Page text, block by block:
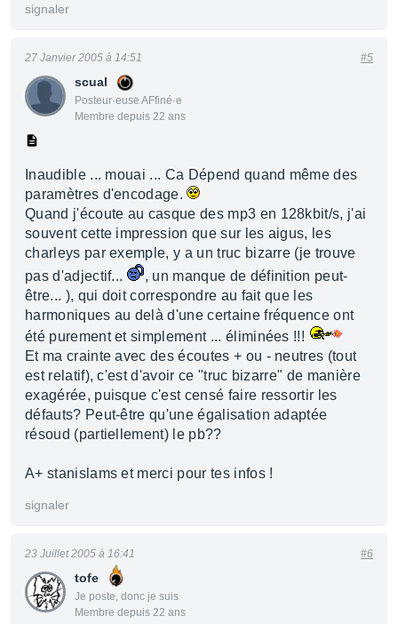
signaler
scual
Posteur·euse AFfiné·e
Membre depuis 22 ans
27 Janvier 2005 à 14:51 #5
Inaudible ... mouai ... Ca Dépend quand même des
paramètres d'encodage.
Quand j'écoute au casque des mp3 en 128kbit/s, j'ai
souvent cette impression que sur les aigus, les
charleys par exemple, y a un truc bizarre (je trouve
pas d'adjectif...
, un manque de définition peut-
être... ), qui doit correspondre au fait que les
harmoniques au delà d'une certaine fréquence ont
été purement et simplement ... éliminées !!!
Et ma crainte avec des écoutes + ou - neutres (tout
est relatif), c'est d'avoir ce "truc bizarre" de manière
exagérée, puisque c'est censé faire ressortir les
défauts? Peut-être qu'une égalisation adaptée
résoud (partiellement) le pb??
A+ stanislams et merci pour tes infos !
signaler
tofe
Je poste, donc je suis
Membre depuis 22 ans
23 Juillet 2005 à 16:41 #6